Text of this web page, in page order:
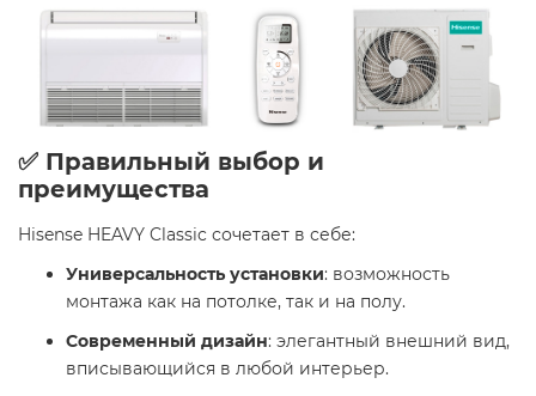
✅ Правильный выбор и
преимущества
Hisense HEAVY Classic сочетает в себе:
Универсальность установки: возможность
монтажа как на потолке, так и на полу.
Современный дизайн: элегантный внешний вид,
вписывающийся в любой интерьер.